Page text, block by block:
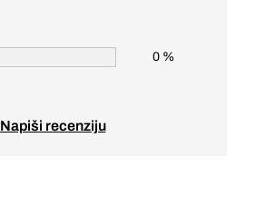
0 %
Napiši recenziju